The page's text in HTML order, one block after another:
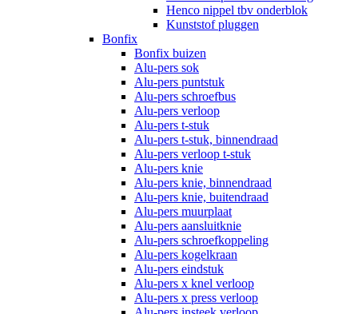
Henco nippel tbv onderblok
Kunststof pluggen
Bonfix
Bonfix buizen
Alu-pers sok
Alu-pers puntstuk
Alu-pers schroefbus
Alu-pers verloop
Alu-pers t-stuk
Alu-pers t-stuk, binnendraad
Alu-pers verloop t-stuk
Alu-pers knie
Alu-pers knie, binnendraad
Alu-pers knie, buitendraad
Alu-pers muurplaat
Alu-pers aansluitknie
Alu-pers schroefkoppeling
Alu-pers kogelkraan
Alu-pers eindstuk
Alu-pers x knel verloop
Alu-pers x press verloop